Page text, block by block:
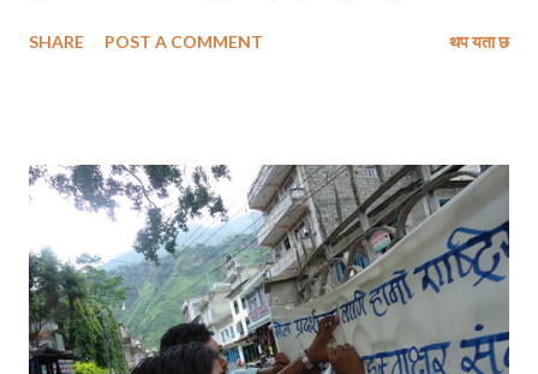
चौरमा गाउँका अरु चेलीबेटीहरु पनि जम्मा भएका हुन्थे, उनीहरुले तीजका भाकामा गाएका
उति उति हाम्रा चाडपर्वहरु मनाउने शैलीमा पनि परिवर्तन हुँदै आएको महशुस गर्दै आएको
छु, मैले । तीज, महिलाहरुको महान पर्व भन्ने गरिए पनि कतै यो महिलाहरुकै पहुँच बाहिर
जान लागेको त हैन ? तीज बिशेष कार्यक्रमहरुमा निश्चित आर्थिक हैसियत भएका
महिलाहरुको मात्र उपस्थिती देख्दा यस्तै अनुभूत गरेक...
SHARE POST A COMMENT थप यता छ